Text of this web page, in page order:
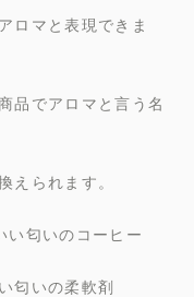
ロマと表現できま
品でアロマと言う名
られます。
匂いのコーヒー
の柔軟剤